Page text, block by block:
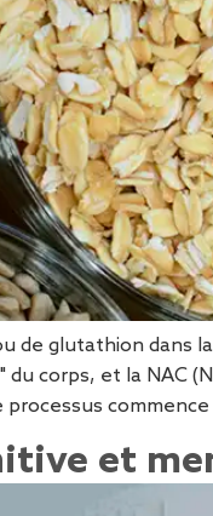
de glutathion
corps, et la NAC
commence
et